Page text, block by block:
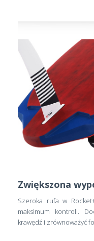
Zwiększona
Szeroka rufa w
maksimum kontroli.
krawędź i zrównoważyć